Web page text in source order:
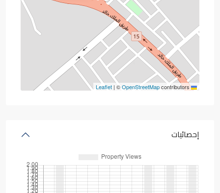
Leaflet
| ©OpenStreetMapcontributors
إحصائيات